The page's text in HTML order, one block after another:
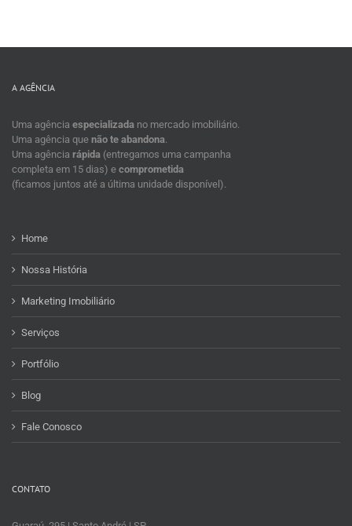
A AGÊNCIA
Uma agência especializada no mercado imobiliário.
Uma agência que não te abandona.
Uma agência rápida (entregamos uma campanha
completa em 15 dias) e comprometida
(ficamos juntos até a última unidade disponível).
Home
Nossa História
Marketing Imobiliário
Serviços
Portfólio
Blog
Fale Conosco
CONTATO